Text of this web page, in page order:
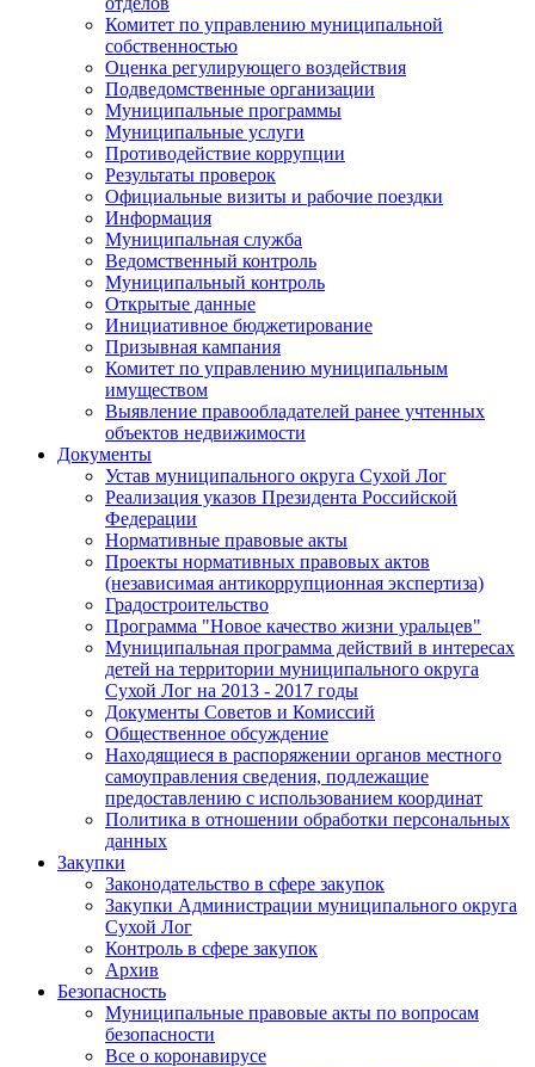
Комитет по управлению муниципальной
собственностью
Оценка регулирующего воздействия
Подведомственные организации
Муниципальные программы
Муниципальные услуги
Противодействие коррупции
Результаты проверок
Официальные визиты и рабочие поездки
Информация
Муниципальная служба
Ведомственный контроль
Муниципальный контроль
Открытые данные
Инициативное бюджетирование
Призывная кампания
Комитет по управлению муниципальным
имуществом
Выявление правообладателей ранее учтенных
объектов недвижимости
Документы
Устав муниципального округа Сухой Лог
Реализация указов Президента Российской
Федерации
Нормативные правовые акты
Проекты нормативных правовых актов
(независимая антикоррупционная экспертиза)
Градостроительство
Программа "Новое качество жизни уральцев"
Муниципальная программа действий в интересах
детей на территории муниципального округа
Сухой Лог на 2013 - 2017 годы
Документы Советов и Комиссий
Общественное обсуждение
Находящиеся в распоряжении органов местного
самоуправления сведения, подлежащие
предоставлению с использованием координат
Политика в отношении обработки персональных
данных
Закупки
Законодательство в сфере закупок
Закупки Администрации муниципального округа
Сухой Лог
Контроль в сфере закупок
Архив
Безопасность
Муниципальные правовые акты по вопросам
безопасности
Все о коронавирусе